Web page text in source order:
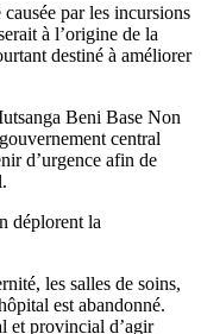
par les incursions
à l’origine de la
destiné à améliorer
Beni Base Non
central
d’urgence afin de
déplorent la
les salles de soins,
est abandonné.
et provincial d’agir